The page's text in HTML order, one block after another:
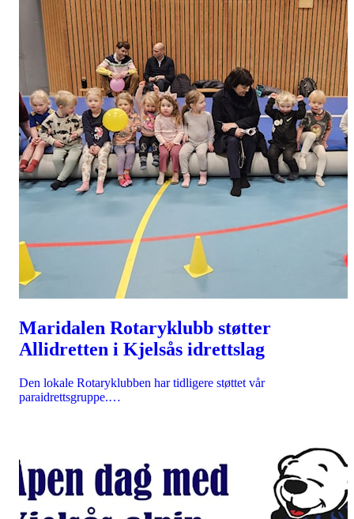
Maridalen Rotaryklubb støtter
Allidretten i Kjelsås idrettslag
Den lokale Rotaryklubben har tidligere støttet vår
paraidrettsgruppe.…